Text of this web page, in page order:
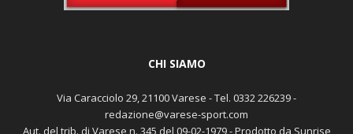
CHI SIAMO
Via Caracciolo 29, 21100 Varese - Tel. 0332 226239 -
redazione@varese-sport.com
Aut. del trib. di Varese n. 345 del 09-02-1979 - Prodotto da Sunrise